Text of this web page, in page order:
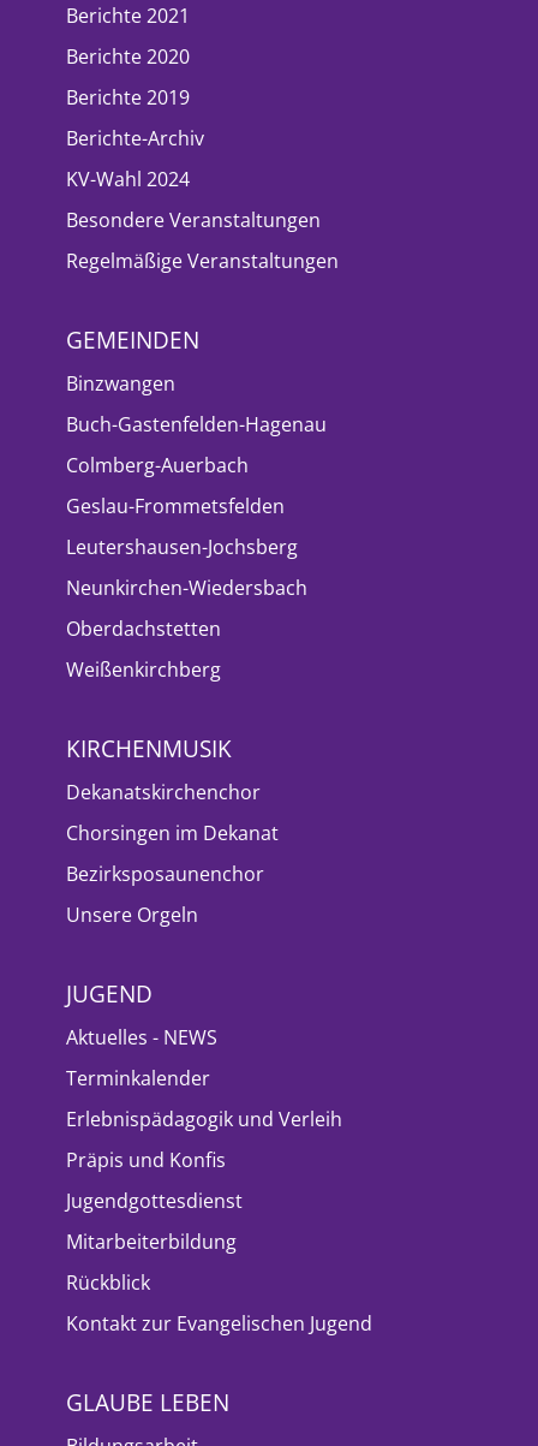
Berichte 2021
Berichte 2020
Berichte 2019
Berichte-Archiv
KV-Wahl 2024
Besondere Veranstaltungen
Regelmäßige Veranstaltungen
GEMEINDEN
Binzwangen
Buch-Gastenfelden-Hagenau
Colmberg-Auerbach
Geslau-Frommetsfelden
Leutershausen-Jochsberg
Neunkirchen-Wiedersbach
Oberdachstetten
Weißenkirchberg
KIRCHENMUSIK
Dekanatskirchenchor
Chorsingen im Dekanat
Bezirksposaunenchor
Unsere Orgeln
JUGEND
Aktuelles - NEWS
Terminkalender
Erlebnispädagogik und Verleih
Präpis und Konfis
Jugendgottesdienst
Mitarbeiterbildung
Rückblick
Kontakt zur Evangelischen Jugend
GLAUBE LEBEN